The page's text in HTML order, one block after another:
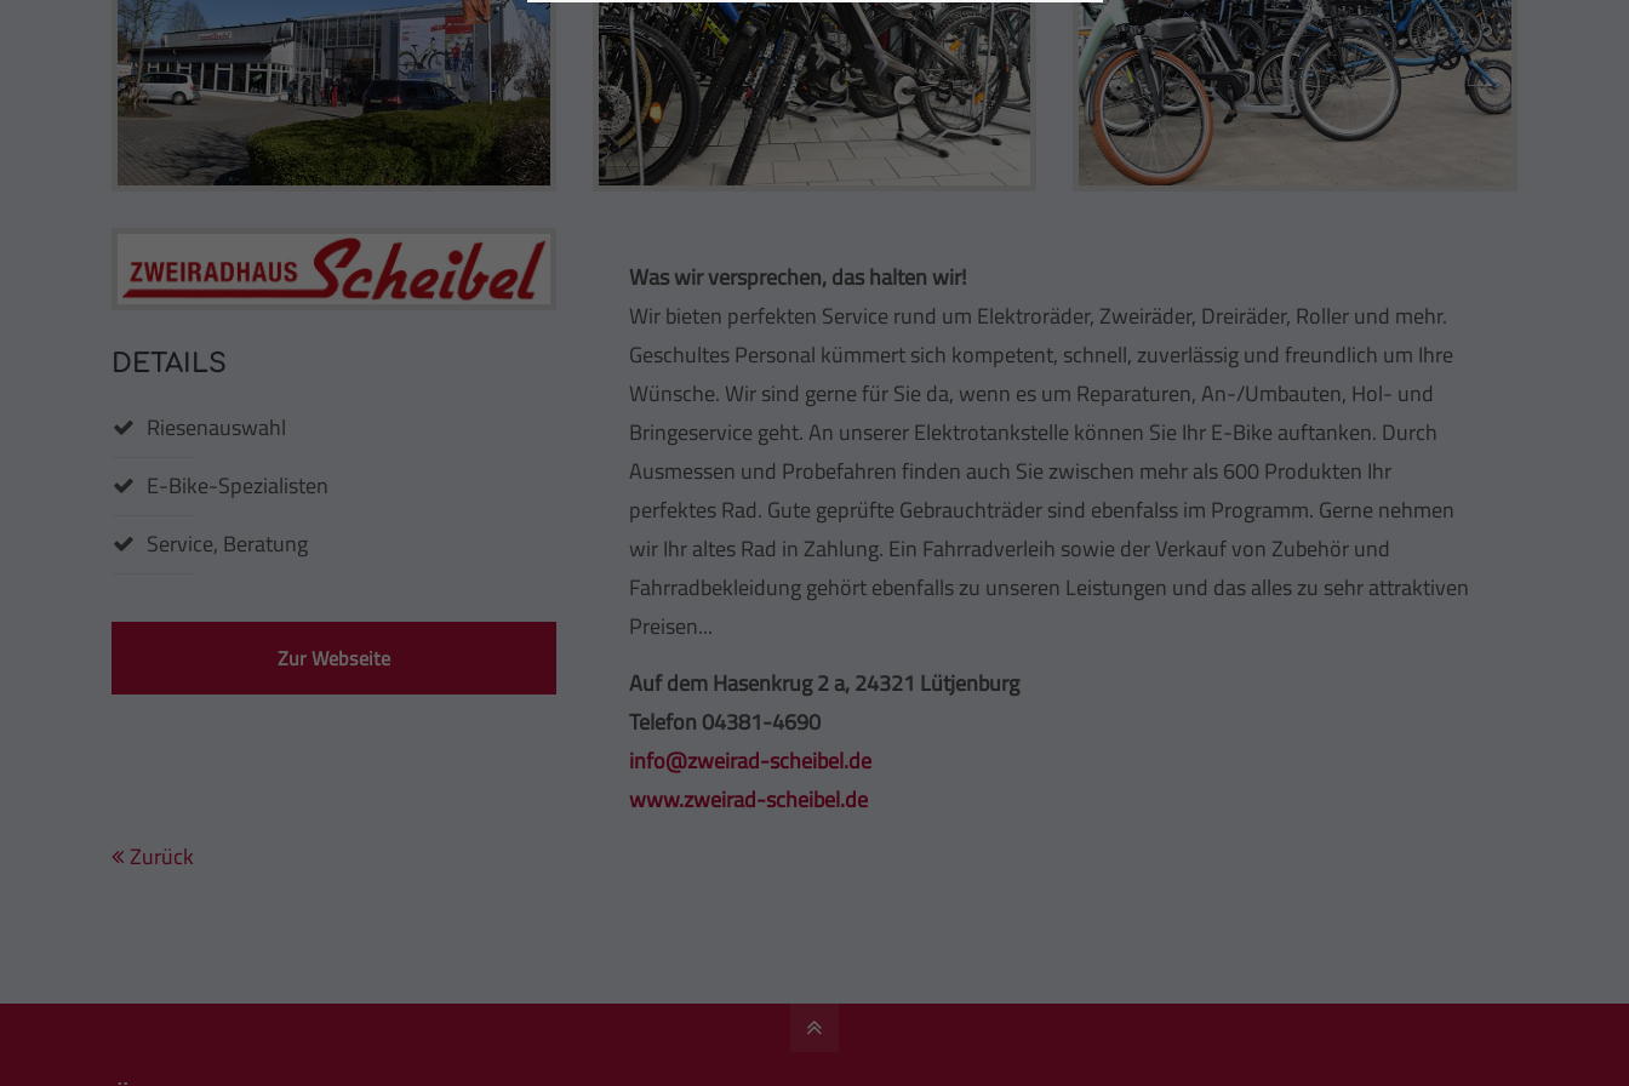
DETAILS
Riesenauswahl
E-Bike-Spezialisten
Service, Beratung
Zur Webseite
Was wir versprechen, das halten wir!
Wir bieten perfekten Service rund um Elektroräder, Zweiräder, Dreiräder, Roller und mehr.
Geschultes Personal kümmert sich kompetent, schnell, zuverlässig und freundlich um Ihre
Wünsche. Wir sind gerne für Sie da, wenn es um Reparaturen, An-/Umbauten, Hol- und
Bringeservice geht. An unserer Elektrotankstelle können Sie Ihr E-Bike auftanken. Durch
Ausmessen und Probefahren finden auch Sie zwischen mehr als 600 Produkten Ihr
perfektes Rad. Gute geprüfte Gebrauchträder sind ebenfalss im Programm. Gerne nehmen
wir Ihr altes Rad in Zahlung. Ein Fahrradverleih sowie der Verkauf von Zubehör und
Fahrradbekleidung gehört ebenfalls zu unseren Leistungen und das alles zu sehr attraktiven
Preisen...
Auf dem Hasenkrug 2 a, 24321 Lütjenburg
Telefon 04381-4690
info@zweirad-scheibel.de
www.zweirad-scheibel.de
Zurück